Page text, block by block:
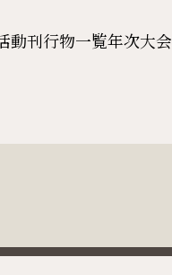
動刊行物一覧年次大会